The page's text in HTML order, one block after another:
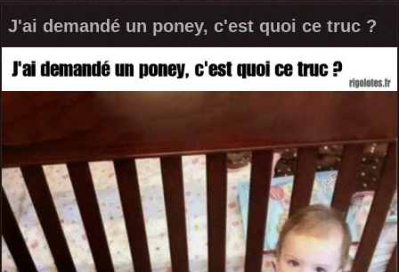
J'ai demandé un poney, c'est quoi ce truc ?